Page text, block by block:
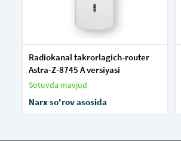
Radiokanal takrorlagich-router
Astra-Z-8745 A versiyasi
Sotuvda mavjud
Narx so'rov asosida